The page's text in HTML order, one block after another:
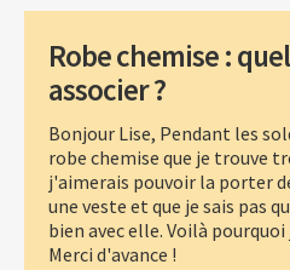
Robe chemise :
associer ?
Bonjour Lise, Pendant les
robe chemise que je trouve
j'aimerais pouvoir la porter
une veste et que je sais pas
bien avec elle. Voilà
Merci d'avance !